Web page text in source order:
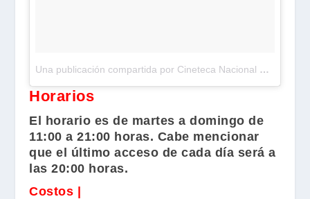
Una publicación compartida por Cineteca Nacional México (@cinetecanacionalmx)
Horarios
El horario es de martes a domingo de
11:00 a 21:00 horas. Cabe mencionar
que el último acceso de cada día será a
las 20:00 horas.
Costos |